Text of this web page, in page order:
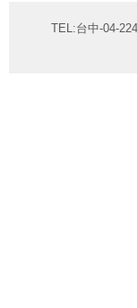
TEL:台中-04-